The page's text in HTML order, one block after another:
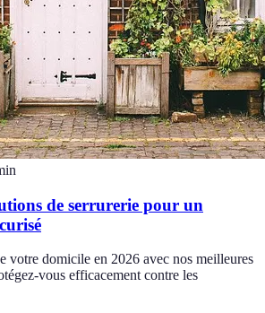
de serrurerie pour un
votre domicile en 2026 avec nos meilleures
vous efficacement contre les